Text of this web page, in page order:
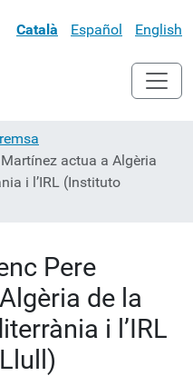
Català Español English
actua a Algèria
i l’IRL (Instituto
Pere
de la
i l’IRL